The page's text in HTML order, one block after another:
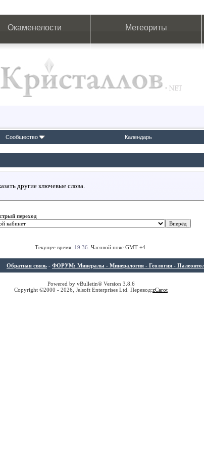
Окаменелости Метеориты
Сообщество Календарь
другие ключевые слова.
переход
Текущее время: 19:36 . Часовой пояс GMT +4.
Обратная связь - ФОРУМ: Минералы - Минералогия - Геология -
Powered by vBulletin® Version 3.8.6
Copyright ©2000 - 2026, Jelsoft Enterprises Ltd. Перевод:zCarot